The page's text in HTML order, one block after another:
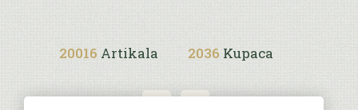
20016 Artikala 2036 Kupaca